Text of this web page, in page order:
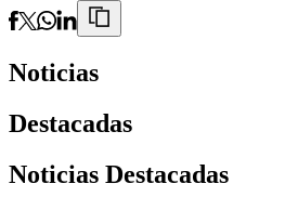
Noticias
Destacadas
Noticias Destacadas